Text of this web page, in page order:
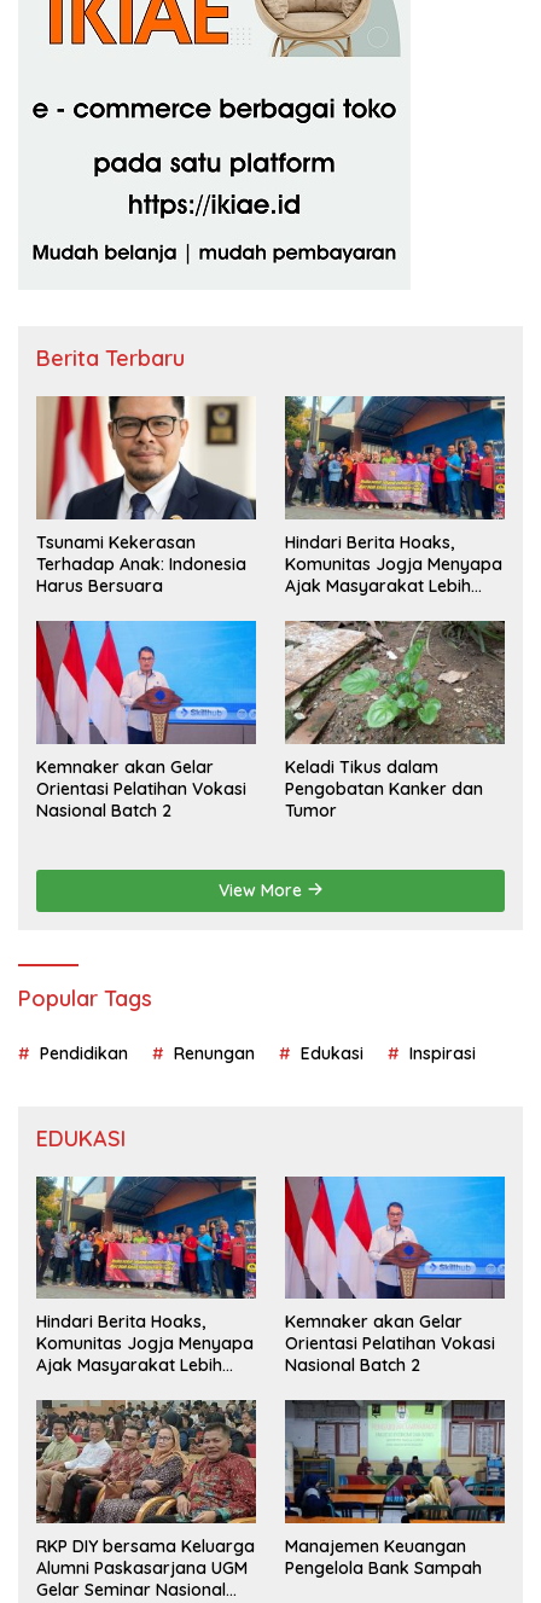
Berita Terbaru
Tsunami Kekerasan
Terhadap Anak: Indonesia
Harus Bersuara
Hindari Berita Hoaks,
Komunitas Jogja Menyapa
Ajak Masyarakat Lebih
Kemnaker akan Gelar
Orientasi Pelatihan Vokasi
Nasional Batch 2
Keladi Tikus dalam
Pengobatan Kanker dan
Tumor
View More
Popular Tags
Pendidikan Renungan Edukasi Inspirasi
EDUKASI
Hindari Berita Hoaks,
Komunitas Jogja Menyapa
Ajak Masyarakat Lebih
Kemnaker akan Gelar
Orientasi Pelatihan Vokasi
Nasional Batch 2
RKP DIY bersama Keluarga
Alumni Paskasarjana UGM
Gelar Seminar Nasional
Manajemen Keuangan
Pengelola Bank Sampah